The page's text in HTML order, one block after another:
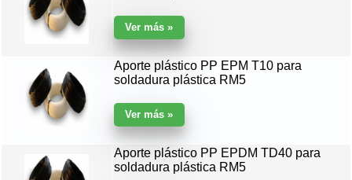
Aporte plástico PP EPM T10 para
soldadura plástica RM5
Aporte plástico PP EPDM TD40 para
soldadura plástica RM5